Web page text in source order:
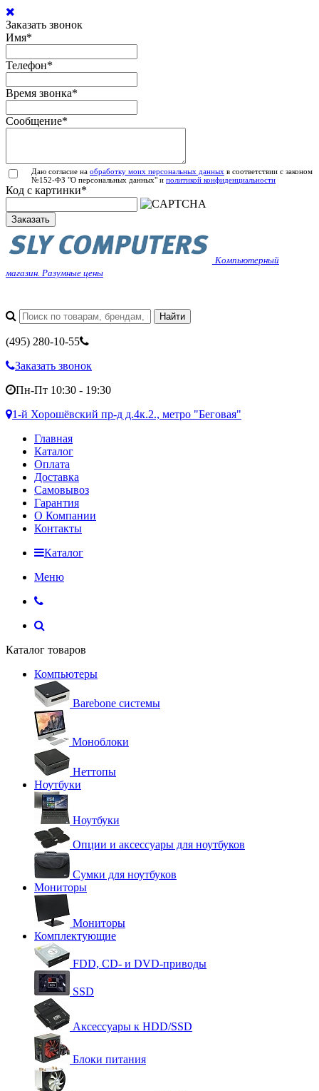
Заказать звонок
Имя*
Телефон*
Время звонка*
Сообщение*
Даю согласие на обработку моих персональных данных в соответствии с законом
№152-ФЗ "О персональных данных" и политикой конфиденциальности
Код с картинки*
Заказать
Компьютерный
магазин. Разумные цены
(495) 280-10-55
Заказать звонок
Пн-Пт 10:30 - 19:30
1-й Хорошёвский пр-д д.4к.2., метро "Беговая"
Главная
Каталог
Оплата
Доставка
Самовывоз
Гарантия
О Компании
Контакты
Каталог
Меню
Каталог товаров
Компьютеры
Barebone системы
Моноблоки
Неттопы
Ноутбуки
Ноутбуки
Опции и аксессуары для ноутбуков
Сумки для ноутбуков
Мониторы
Мониторы
Комплектующие
FDD, CD- и DVD-приводы
SSD
Аксессуары к HDD/SSD
Блоки питания